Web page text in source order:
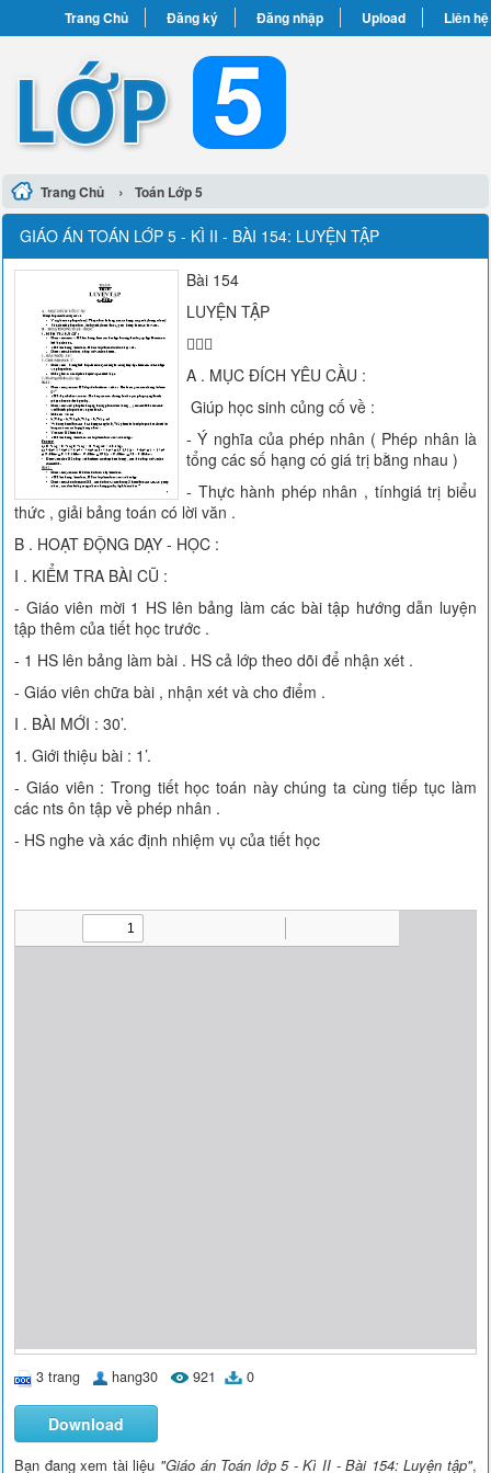
Trang Chủ Đăng ký Đăng nhập Upload Liên hệ
Trang Chủ › Toán Lớp 5
GIÁO ÁN TOÁN LỚP 5 - KÌ II - BÀI 154: LUYỆN TẬP
Bài 154
LUYỆN TẬP

A . MỤC ĐÍCH YÊU CẦU :
Giúp học sinh củng cố về :
- Ý nghĩa của phép nhân ( Phép nhân là
tổng các số hạng có giá trị bằng nhau )
- Thực hành phép nhân , tínhgiá trị biểu
thức , giải bảng toán có lời văn .
B . HOẠT ĐỘNG DẠY - HỌC :
I . KIỂM TRA BÀI CŨ :
- Giáo viên mời 1 HS lên bảng làm các bài tập hướng dẫn luyện
tập thêm của tiết học trước .
- 1 HS lên bảng làm bài . HS cả lớp theo dõi để nhận xét .
- Giáo viên chữa bài , nhận xét và cho điểm .
I . BÀI MỚI : 30’.
1. Giới thiệu bài : 1’.
- Giáo viên : Trong tiết học toán này chúng ta cùng tiếp tục làm
các nts ôn tập về phép nhân .
- HS nghe và xác định nhiệm vụ của tiết học
3 trang hang30 921 0
Download
Bạn đang xem tài liệu "Giáo án Toán lớp 5 - Kì II - Bài 154: Luyện tập",